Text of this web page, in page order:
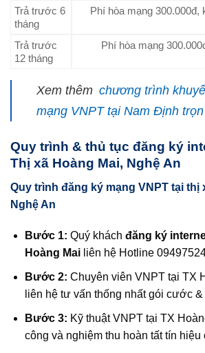
Trả trước 6
tháng
Phí hòa mạng 300.000đ,
Trả trước
12 tháng
Phí hòa mạng
️Xem thêm chương trình
mạng VNPT tại Nam Định trọn
Quy trình & thủ tục đăng ký
Thị xã Hoàng Mai, Nghệ An
Quy trình đăng ký mạng VNPT tại thị
Nghệ An
Bước 1: Quý khách đăng ký
Hoàng Mailiên hệ Hotline
Bước 2: Chuyên viên VNPT tại TX
liên hệ tư vấn thống nhất gói cước
Bước 3: Kỹ thuật VNPT tại TX
công và nghiệm thu hoàn tất tín hiệu